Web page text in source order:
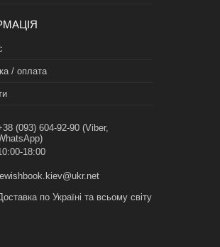
/ оплата
(093) 604-92-90 (Viber,
18:00
по Україні та всьому світу